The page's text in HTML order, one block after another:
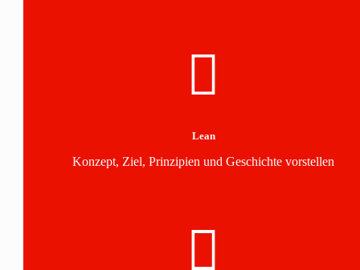
Lean
Konzept, Ziel, Prinzipien und Geschichte vorstellen